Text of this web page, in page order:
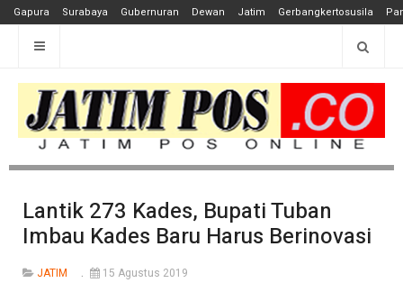
Gapura Surabaya Gubernuran Dewan Jatim Gerbangkertosusila
Lantik 273 Kades, Bupati Tuban
Imbau Kades Baru Harus Berinovasi
JATIM 15 Agustus 2019